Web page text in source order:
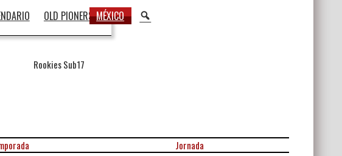
OLD PIONERS MÉXICO
Rookies Sub17
Jornada